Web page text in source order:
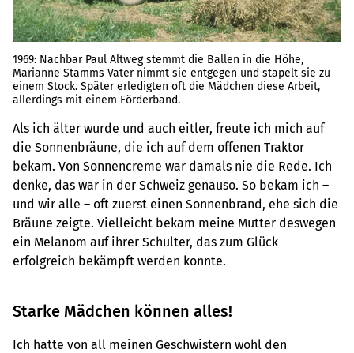
1969: Nachbar Paul Altweg stemmt die Ballen in die Höhe,
Marianne Stamms Vater nimmt sie entgegen und stapelt sie zu
einem Stock. Später erledigten oft die Mädchen diese Arbeit,
allerdings mit einem Förderband.
Als ich älter wurde und auch eitler, freute ich mich auf
die Sonnenbräune, die ich auf dem offenen Traktor
bekam. Von Sonnencreme war damals nie die Rede. Ich
denke, das war in der Schweiz genauso. So bekam ich –
und wir alle – oft zuerst einen Sonnenbrand, ehe sich die
Bräune zeigte. Vielleicht bekam meine Mutter deswegen
ein Melanom auf ihrer Schulter, das zum Glück
erfolgreich bekämpft werden konnte.
Starke Mädchen können alles!
Ich hatte von all meinen Geschwistern wohl den